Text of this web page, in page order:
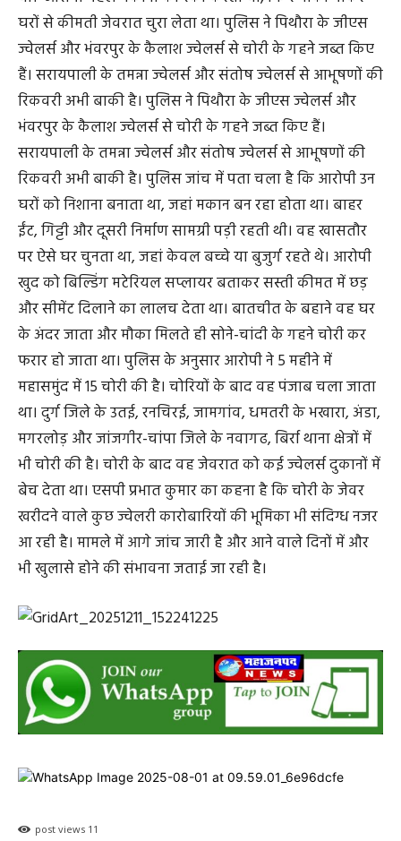
घरों से कीमती जेवरात चुरा लेता था। पुलिस ने पिथौरा के जीएस
ज्वेलर्स और भंवरपुर के कैलाश ज्वेलर्स से चोरी के गहने जब्त किए
हैं। सरायपाली के तमन्ना ज्वेलर्स और संतोष ज्वेलर्स से आभूषणों की
रिकवरी अभी बाकी है। पुलिस ने पिथौरा के जीएस ज्वेलर्स और
भंवरपुर के कैलाश ज्वेलर्स से चोरी के गहने जब्त किए हैं।
सरायपाली के तमन्ना ज्वेलर्स और संतोष ज्वेलर्स से आभूषणों की
रिकवरी अभी बाकी है। पुलिस जांच में पता चला है कि आरोपी उन
घरों को निशाना बनाता था, जहां मकान बन रहा होता था। बाहर
ईंट, गिट्टी और दूसरी निर्माण सामग्री पड़ी रहती थी। वह खासतौर
पर ऐसे घर चुनता था, जहां केवल बच्चे या बुजुर्ग रहते थे। आरोपी
खुद को बिल्डिंग मटेरियल सप्लायर बताकर सस्ती कीमत में छड़
और सीमेंट दिलाने का लालच देता था। बातचीत के बहाने वह घर
के अंदर जाता और मौका मिलते ही सोने-चांदी के गहने चोरी कर
फरार हो जाता था। पुलिस के अनुसार आरोपी ने 5 महीने में
महासमुंद में 15 चोरी की है। चोरियों के बाद वह पंजाब चला जाता
था। दुर्ग जिले के उतई, रनचिरई, जामगांव, धमतरी के भखारा, अंडा,
मगरलोड़ और जांजगीर-चांपा जिले के नवागढ, बिर्रा थाना क्षेत्रों में
भी चोरी की है। चोरी के बाद वह जेवरात को कई ज्वेलर्स दुकानों में
बेच देता था। एसपी प्रभात कुमार का कहना है कि चोरी के जेवर
खरीदने वाले कुछ ज्वेलरी कारोबारियों की भूमिका भी संदिग्ध नजर
आ रही है। मामले में आगे जांच जारी है और आने वाले दिनों में और
भी खुलासे होने की संभावना जताई जा रही है।
post views 11